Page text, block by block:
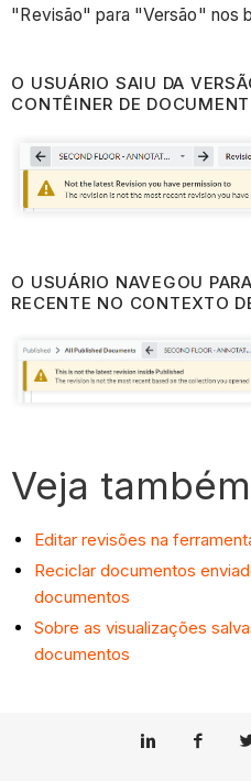
"Revisão" para "Versão" nos
O USUÁRIO SAIU DA
CONTÊINER DE
O USUÁRIO NAVEGOU
RECENTE NO CONTEXTO
Veja também
Editar revisões na
Reciclar documentos
documentos
Sobre as visualizações
documentos